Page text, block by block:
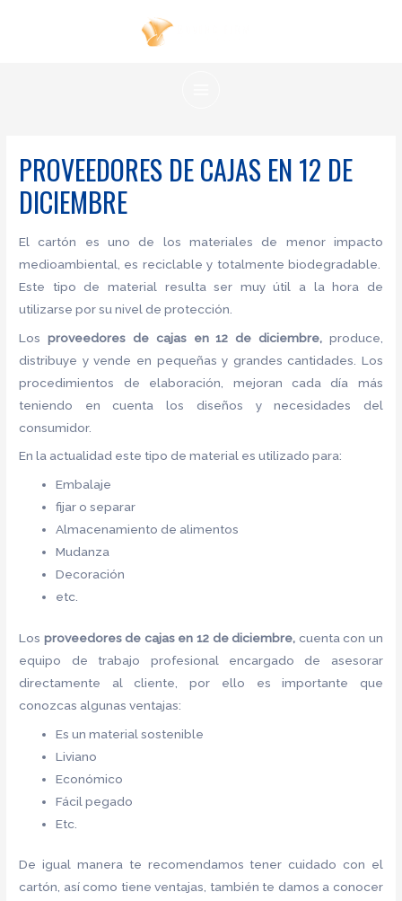
PROVEEDORES DE CAJAS EN 12 DE
DICIEMBRE
El cartón es uno de los materiales de menor impacto
medioambiental, es reciclable y totalmente biodegradable.
Este tipo de material resulta ser muy útil a la hora de
utilizarse por su nivel de protección.
Los proveedores de cajasen 12 de diciembre, produce,
distribuye y vende en pequeñas y grandes cantidades. Los
procedimientos de elaboración, mejoran cada día más
teniendo en cuenta los diseños y necesidades del
consumidor.
En la actualidad este tipo de material es utilizado para:
Embalaje
fijar o separar
Almacenamiento de alimentos
Mudanza
Decoración
etc.
Los proveedores de cajasen 12 de diciembre, cuenta con un
equipo de trabajo profesional encargado de asesorar
directamente al cliente, por ello es importante que
conozcas algunas ventajas:
Es un material sostenible
Liviano
Económico
Fácil pegado
Etc.
De igual manera te recomendamos tener cuidado con el
cartón, así como tiene ventajas, también te damos a conocer